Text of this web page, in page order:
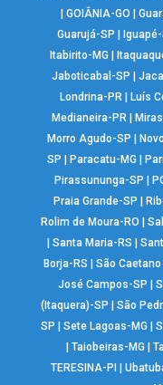
| GOIÂNIA-GO |
Guarujá-SP | Iguapé-
Itabirito-MG |
Jaboticabal-SP |
Londrina-PR | Luís
Medianeira-PR |
Morro Agudo-SP |
SP |Paracatu-MG |
Pirassununga-SP |
Praia Grande-SP |
Rolim de Moura-RO |
|Santa Maria-RS |
Borja-RS |São
José Campos-SP |
(Itaquera)-SP |São
SP |Sete Lagoas-MG |
| Taiobeiras-MG |
TERESINA-PI |